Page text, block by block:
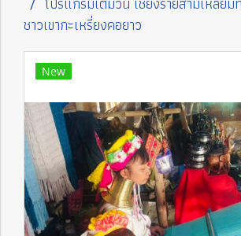
ชาวเขากะเหรี่ยงคอยาว
New